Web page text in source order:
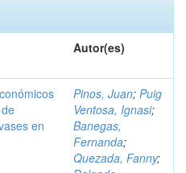
Autor(es)
en
Pinos, Juan; Puig
Ventosa, Ignasi;
Banegas,
Fernanda;
Quezada, Fanny;